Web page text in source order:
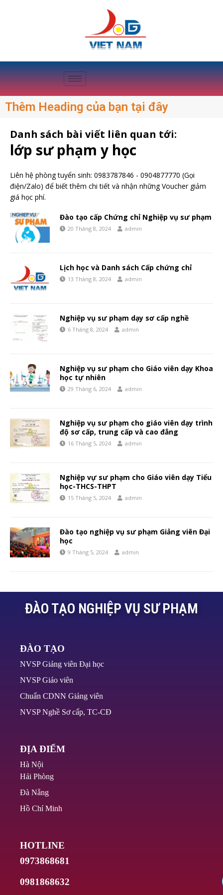
Thêm Heading của bạn tại đây
Danh sách bài viết liên quan tới:
lớp sư phạm y học
Liên hệ phòng tuyển sinh: 0983787846 - 0904877770 (Gọi
điện/Zalo) để biết thêm chi tiết và nhận những Voucher giảm
giá học phí.
Đào tạo cấp Chứng chỉ Nghiệp vụ sư phạm
20 Tháng 8, 2024 admin
Lịch học và Danh sách Cấp chứng chỉ
13 Tháng 8, 2024 admin
Nghiệp vụ sư phạm dạy sơ cấp nghề
6 Tháng 8, 2024 admin
Nghiệp vụ sư phạm cho Giáo viên dạy Khoa
học tự nhiên
29 Tháng 6, 2024 admin
Nghiệp vụ sư phạm cho giáo viên dạy trình
độ sơ cấp, trung cấp và cao đẳng
16 Tháng 5, 2024 admin
Nghiệp vự sư phạm cho Giáo viên dạy Tiểu
học-THCS-THPT
15 Tháng 5, 2024 admin
Đào tạo nghiệp vụ sư phạm Giảng viên Đại
học
9 Tháng 5, 2024 admin
ĐÀO TẠO NGHIỆP VỤ SƯ PHẠM
ĐÀO TẠO
NVSP Giảng viên Đại học
NVSP Giáo viên
Chuẩn CDNN Giảng viên
NVSP Nghề Sơ cấp, TC-CĐ
ĐỊA ĐIỂM
Hà Nội
Hải Phòng
Đà Nẵng
Hồ Chí Minh
HOTLINE
0973868681
0981868632